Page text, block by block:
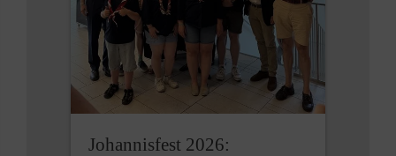
Johannisfest 2026: